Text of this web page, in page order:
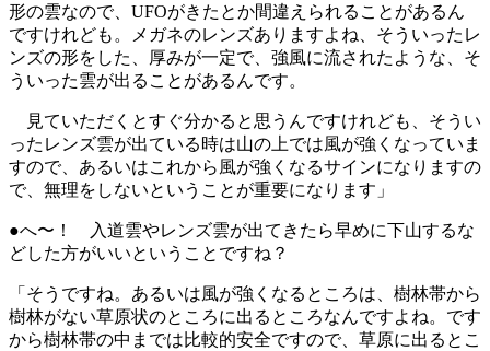
形の雲なので、UFOがきたとか間違えられることがあるん
ですけれども。メガネのレンズありますよね、そういったレ
ンズの形をした、厚みが一定で、強風に流されたような、そ
ういった雲が出ることがあるんです。
見ていただくとすぐ分かると思うんですけれども、そうい
ったレンズ雲が出ている時は山の上では風が強くなっていま
すので、あるいはこれから風が強くなるサインになりますの
で、無理をしないということが重要になります」
●へ〜！ 入道雲やレンズ雲が出てきたら早めに下山するな
どした方がいいということですね？
「そうですね。あるいは風が強くなるところは、樹林帯から
樹林がない草原状のところに出るところなんですよね。です
から樹林帯の中までは比較的安全ですので、草原に出るとこ